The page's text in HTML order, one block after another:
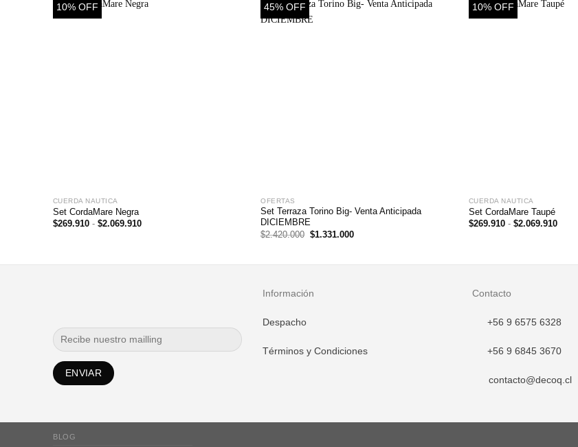
10% OFF
CUERDA NAUTICA
Set CordaMare Negra
$269.910 - $2.069.910Rango
45% OFF
OFERTAS
Set Terraza Torino Big- Venta Anticipada
DICIEMBRE
$2.420.000 El
precio
$1.331.000El
10% OFF
CUERDA NAUTICA
Set CordaMare Taupé
$269.910 - $2.069.910Rango
Información
Despacho
Términos y Condiciones
Contacto
+56 9 6575 6328
+56 9 6845 3670
contacto@decoq.cl
BLOG